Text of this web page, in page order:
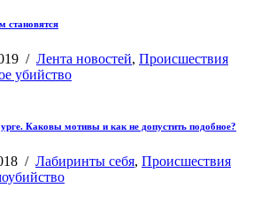
становятся
/ Лента новостей, Происшествия
Каковы мотивы и как не допустить подобное?
/ Лабиринты себя, Происшествия